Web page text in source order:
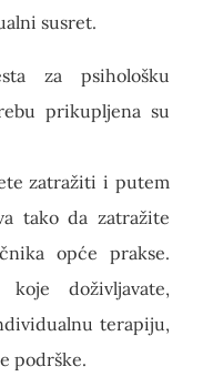
susret.
za psihološku
prikupljena su
zatražiti i putem
tako da zatražite
opće prakse.
doživljavate,
terapiju,
podrške.